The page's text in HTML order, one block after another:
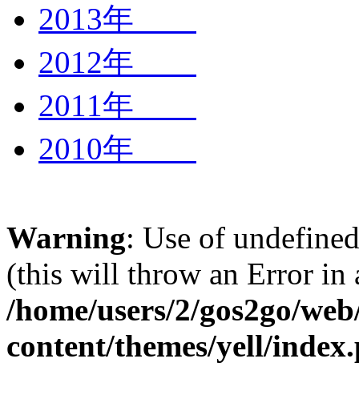
2013年
2012年
2011年
2010年
Warning: Use of
(this will throw an Error in
/home/users/2/gos2go/
content/themes/yell/